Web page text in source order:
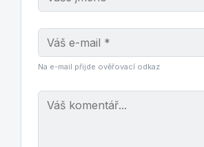
Na e-mail přijde ověřovací odkaz